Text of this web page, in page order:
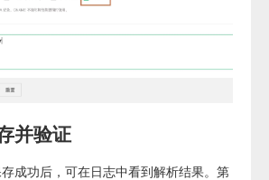
并验证
成功后，可在日志中看到解析结果。第